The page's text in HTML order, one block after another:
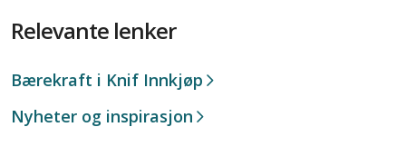
Relevante lenker
Bærekraft i Knif Innkjøp
Nyheter og inspirasjon